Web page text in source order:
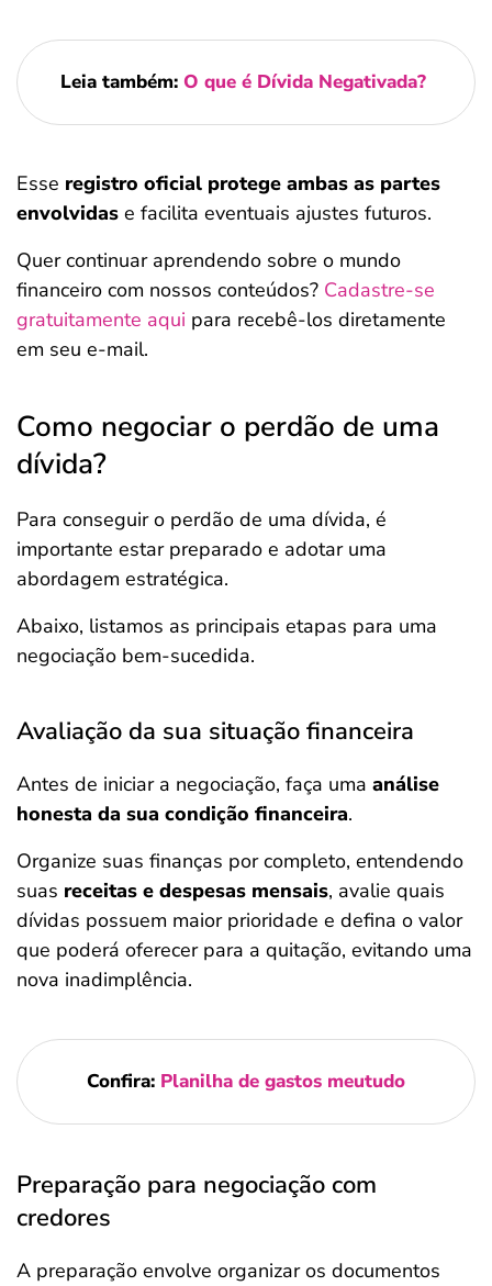
Leia também: O que é Dívida Negativada?
Esse registro oficial protege ambas as partes
envolvidas e facilita eventuais ajustes futuros.
Quer continuar aprendendo sobre o mundo
financeiro com nossos conteúdos? Cadastre-se
gratuitamente aqui para recebê-los diretamente
em seu e-mail.
Como negociar o perdão de uma
dívida?
Para conseguir o perdão de uma dívida, é
importante estar preparado e adotar uma
abordagem estratégica.
Abaixo, listamos as principais etapas para uma
negociação bem-sucedida.
Avaliação da sua situação financeira
Antes de iniciar a negociação, faça uma análise
honesta da sua condição financeira.
Organize suas finanças por completo, entendendo
suas receitas e despesas mensais, avalie quais
dívidas possuem maior prioridade e defina o valor
que poderá oferecer para a quitação, evitando uma
nova inadimplência.
Confira: Planilha de gastos meutudo
Preparação para negociação com
credores
A preparação envolve organizar os documentos